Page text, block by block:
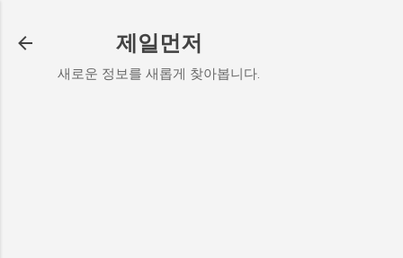
제일먼저
새로운 정보를 새롭게 찾아봅니다.